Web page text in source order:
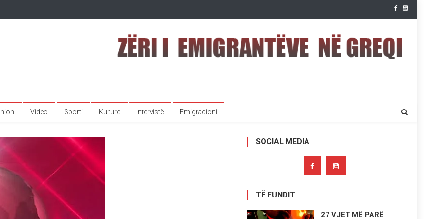
Video Sporti Kulture Intervistë Emigracioni
SOCIAL MEDIA
TË FUNDIT
27 VJET MË PARË